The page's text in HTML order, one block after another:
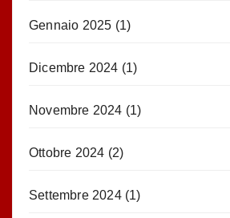
Gennaio 2025 (1)
Dicembre 2024 (1)
Novembre 2024 (1)
Ottobre 2024 (2)
Settembre 2024(1)